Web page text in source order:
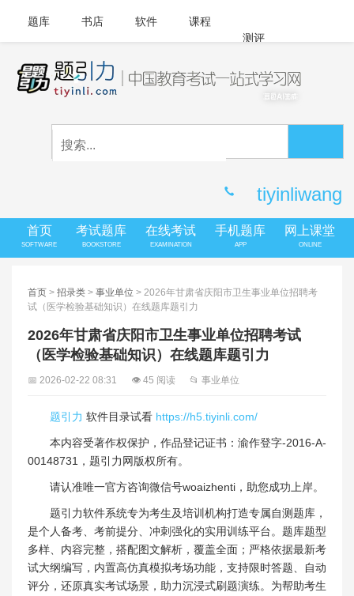
题库 书店 软件
课程
测评
APP下载
tiyinliwang
首页
SOFTWARE
考试题库
BOOKSTORE
在线考试
EXAMINATION
手机题库
APP
网上课堂
ONLINE
首页 > 招录类 > 事业单位 > 2026年甘肃省庆阳市卫生事业单位招聘考
试（医学检验基础知识）在线题库题引力
2026年甘肃省庆阳市卫生事业单位招聘考试
（医学检验基础知识）在线题库题引力
📅 2026-02-22 08:31 👁 45 阅读 📂 事业单位
题引力 软件目录试看 https://h5.tiyinli.com/
本内容受著作权保护，作品登记证书：渝作登字-2016-A-
00148731，题引力网版权所有。
请认准唯一官方咨询微信号woaizhenti，助您成功上岸。
题引力软件系统专为考生及培训机构打造专属自测题库，
是个人备考、考前提分、冲刺强化的实用训练平台。题库题型
多样、内容完整，搭配图文解析，覆盖全面；严格依据最新考
试大纲编写，内置高仿真模拟考场功能，支持限时答题、自动
评分，还原真实考试场景，助力沉浸式刷题演练。为帮助考生